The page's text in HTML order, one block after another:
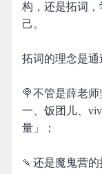
构，还是拓词
己。
拓词的理念是通
🍭不管是薛老
一、饭团儿、
量」；
🍡还是魔鬼营的